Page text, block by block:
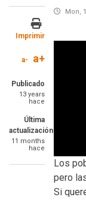
Imprimir
a- a+
Publicado
13 years
hace
Última
actualización
11 months
hace
Mon,
Los
pero
Si